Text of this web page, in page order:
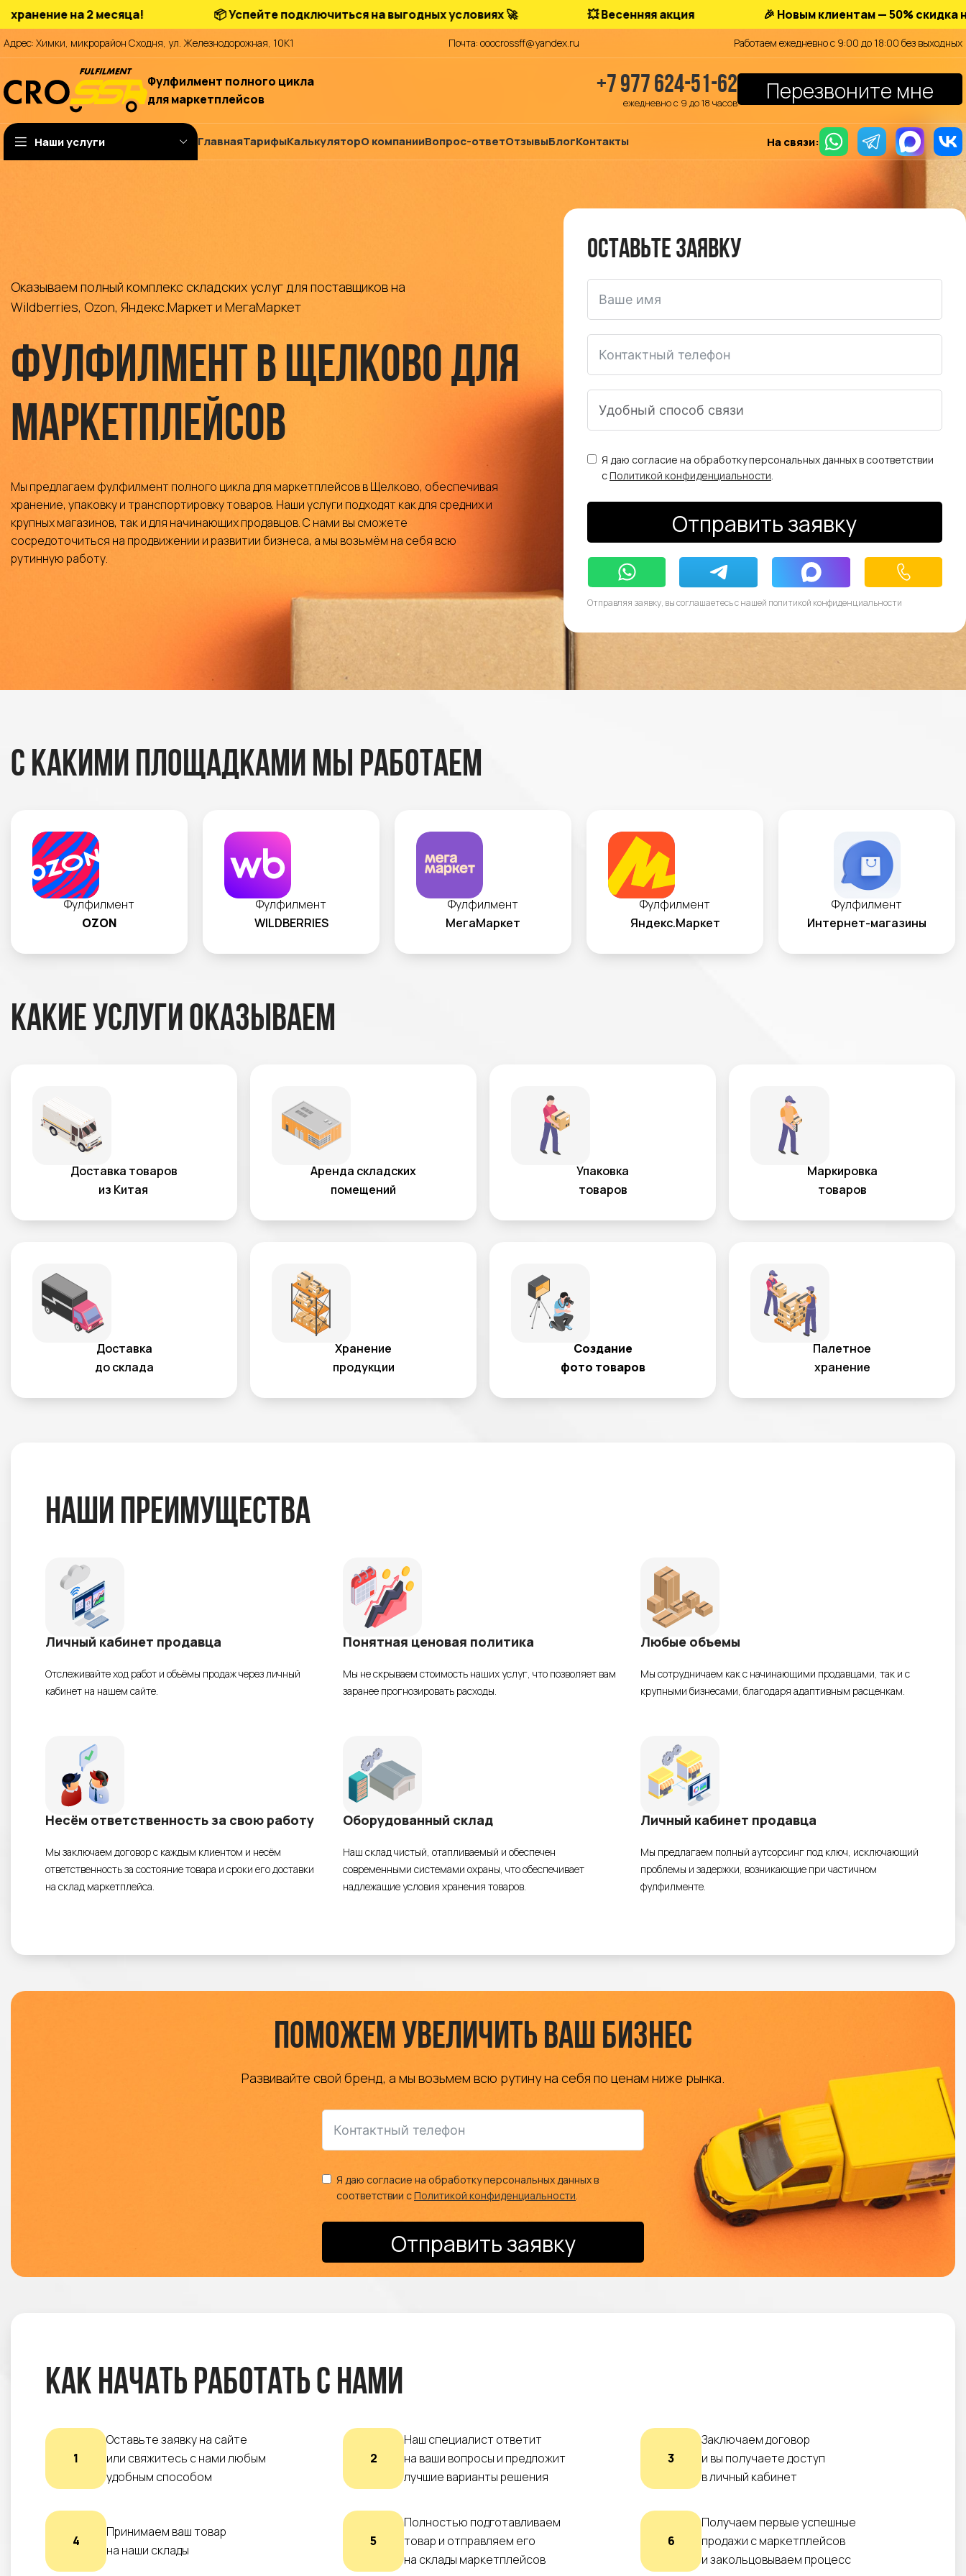
Адрес: Химки, микрорайон Сходня, ул. Железнодорожная, 10К1 Почта: ooocrossff@yandex.ru Работаем ежедневно с 9:00 до 18:00 без выходных
Фулфилмент полного цикла
для маркетплейсов
+7 977 624-51-62
ежедневно с 9 до 18 часов Перезвоните мне
Наши услуги ГлавнаяТарифыКалькуляторО компанииВопрос-ответОтзывыБлогКонтакты На связи:
Оказываем полный комплекс складских услуг для поставщиков на
Wildberries, Ozon, Яндекс.Маркет и МегаМаркет
Фулфилмент в Щелково для
маркетплейсов
Мы предлагаем фулфилмент полного цикла для маркетплейсов в Щелково, обеспечивая
хранение, упаковку и транспортировку товаров. Наши услуги подходят как для средних и
крупных магазинов, так и для начинающих продавцов. С нами вы сможете
сосредоточиться на продвижении и развитии бизнеса, а мы возьмём на себя всю
рутинную работу.
Оставьте заявку
Я даю согласие на обработку персональных данных в соответствии
сПолитикой конфиденциальности.
Отправить заявку
Отправляя заявку, вы соглашаетесь с нашей политикой конфиденциальности
С какими площадками мы работаем
Фулфилмент
OZON
Фулфилмент
WILDBERRIES
Фулфилмент
МегаМаркет
Фулфилмент
Яндекс.Маркет
Фулфилмент
Интернет-магазины
Какие услуги оказываем
Доставка товаров
из Китая
Аренда складских
помещений
Упаковка
товаров
Маркировка
товаров
Доставка
до склада
Хранение
продукции
Создание
фото товаров
Палетное
хранение
Наши преимущества
Личный кабинет продавца
Отслеживайте ход работ и объёмы продаж через личный
кабинет на нашем сайте.
Понятная ценовая политика
Мы не скрываем стоимость наших услуг, что позволяет вам
заранее прогнозировать расходы.
Любые объемы
Мы сотрудничаем как с начинающими продавцами, так и с
крупными бизнесами, благодаря адаптивным расценкам.
Несём ответственность за свою работу
Мы заключаем договор с каждым клиентом и несём
ответственность за состояние товара и сроки его доставки
на склад маркетплейса.
Оборудованный склад
Наш склад чистый, отапливаемый и обеспечен
современными системами охраны, что обеспечивает
надлежащие условия хранения товаров.
Личный кабинет продавца
Мы предлагаем полный аутсорсинг под ключ, исключающий
проблемы и задержки, возникающие при частичном
фулфилменте.
Поможем увеличить ваш бизнес
Развивайте свой бренд, а мы возьмем всю рутину на себя по ценам ниже рынка.
Я даю согласие на обработку персональных данных в
соответствии сПолитикой конфиденциальности
Отправить заявку
Как начать работать с нами
1
Оставьте заявку на сайте
или свяжитесь с нами любым
удобным способом
2
Наш специалист ответит
на ваши вопросы и предложит
лучшие варианты решения
3
Заключаем договор
и вы получаете доступ
в личный кабинет
4
Принимаем ваш товар
на наши склады
5
Полностью подготавливаем
товар и отправляем его
на склады маркетплейсов
6
Получаем первые успешные
продажи с маркетплейсов
и закольцовываем процесс
на 2 месяца! 📦 Успейте подключиться на выгодных условиях 🚀 💥 Весенняя акция 🎉 Новым клиентам — 50% скидка на